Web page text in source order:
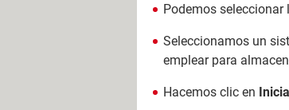
Podemos seleccionar
Seleccionamos un
emplear para
Hacemos clic en